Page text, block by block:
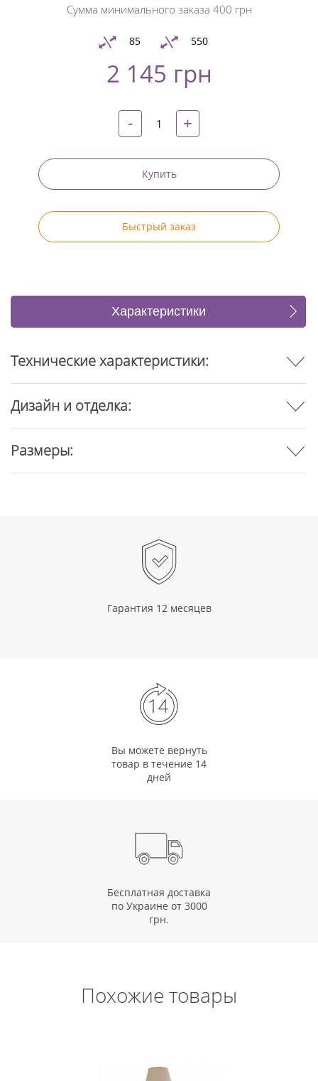
Twitter
Pinterest
Сумма минимального заказа 400 грн
85 550
2 145 грн
- +
Купить
Быстрый заказ
Характеристики
Отзывы
Технические характеристики:
Дизайн и отделка:
Размеры:
Гарантия 12 месяцев
Вы можете вернуть
товар в течение 14
дней
Бесплатная доставка
по Украине от 3000
грн.
Похожие товары